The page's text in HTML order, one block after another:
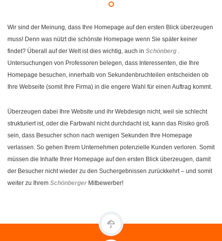
Wir sind der Meinung, dass Ihre Homepage auf den ersten Blick überzeugen
muss! Denn was nützt die schönste Homepage wenn Sie später keiner
findet? Überall auf der Welt ist dies wichtig, auch in Schönberg .
Untersuchungen von Professoren belegen, dass Interessenten, die Ihre
Homepage besuchen, innerhalb von Sekundenbruchteilen entscheiden ob
Ihre Webseite (somit Ihre Firma) in die engere Wahl für einen Auftrag kommt.
Überzeugen dabei Ihre Website und ihr Webdesign nicht, weil sie schlecht
strukturiert ist, oder die Farbwahl nicht durchdacht ist, kann das Risiko groß
sein, dass Besucher schon nach wenigen Sekunden Ihre Homepage
verlassen. So gehen Ihrem Unternehmen potenzielle Kunden verloren. Somit
müssen die Inhalte Ihrer Homepage auf den ersten Blick überzeugen, damit
der Besucher nicht wieder zu den Suchergebnissen zurückkehrt – und somit
weiter zu Ihrem Schönberger Mitbewerber!